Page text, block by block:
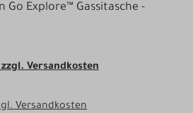
Go Explore™ Gassitasche -
Versandkosten
Versandkosten